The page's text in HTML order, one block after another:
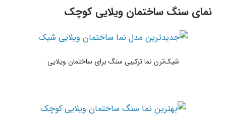
نمای سنگ ساختمان ویلایی کوچک
شیک‌ترن نما ترکیبی سنگ برای ساختمان ویلایی